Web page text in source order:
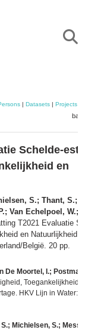
| Datasets| Projects|
Schelde-
en
S.; Thant, S.;
Van Echelpoel, W.;
T2021 Evaluatie
en Natuurlijkheid.
België. 20 pp.
De Moortel, I.; Postma,
Toegankelijkheid
HKV Lijn in Water:
Michielsen, S.;